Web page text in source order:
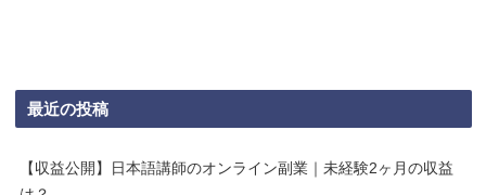
最近の投稿
【収益公開】日本語講師のオンライン副業｜未経験2ヶ月の収益